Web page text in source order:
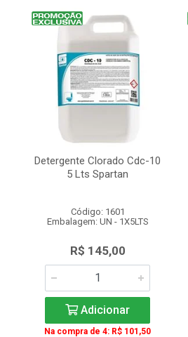
Detergente Clorado Cdc-10
5 Lts Spartan
Código: 1601
Embalagem: UN - 1X5LTS
R$ 145,00
Adicionar
Na compra de 4: R$ 101,50